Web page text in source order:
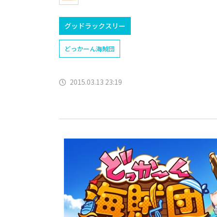
グッドラックスリー
どっかーん海賊団
2015.03.13 23:19